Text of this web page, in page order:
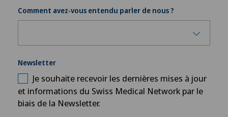
Comment avez-vous entendu parler de nous ?
Newsletter
Je souhaite recevoir les dernières mises à jour
et informations du Swiss Medical Network par le
biais de la Newsletter.